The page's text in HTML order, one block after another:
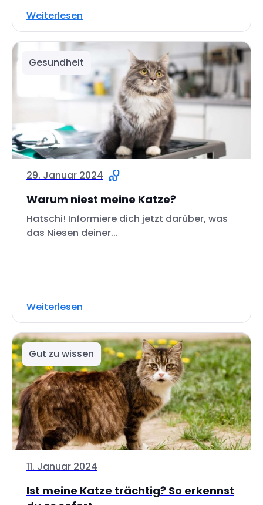
Weiterlesen
Gesundheit
29. Januar 2024
Warum niest meine Katze?
Hatschi! Informiere dich jetzt darüber, was
das Niesen deiner...
Weiterlesen
Gut zu wissen
11. Januar 2024
Ist meine Katze trächtig? So erkennst